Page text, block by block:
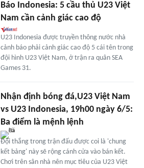
Báo Indonesia: 5 cầu thủ U23 Việt
Nam cần cảnh giác cao độ
U23 Indonesia được truyền thông nước nhà
cảnh báo phải cảnh giác cao độ 5 cái tên trong
đội hình U23 Việt Nam, ở trận ra quân SEA
Games 31.
Nhận định bóng đá,U23 Việt Nam
vs U23 Indonesia, 19h00 ngày 6/5:
Ba điểm là mệnh lệnh
Đội thắng trong trận đấu được coi là 'chung
kết bảng' này sẽ rộng cánh cửa vào bán kết.
Chơi trên sân nhà nên mục tiêu của U23 Việt